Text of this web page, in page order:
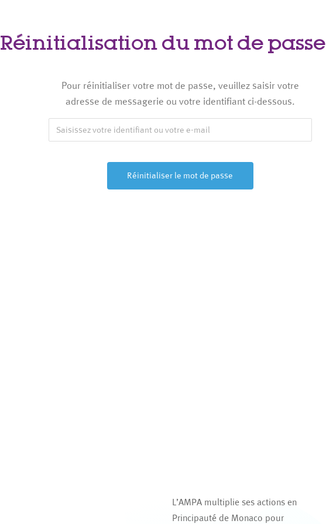
Réinitialisation du mot de passe
Pour réinitialiser votre mot de passe, veuillez saisir votre
adresse de messagerie ou votre identifiant ci-dessous.
L’AMPA multiplie ses actions en
Principauté de Monaco pour